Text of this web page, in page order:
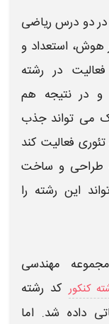
در دو درس ریاضی
هوش، استعداد و
در رشته
و در نتیجه هم
می تواند جذب
فعالیت کند
طراحی و ساخت
این رشته را
مهندسی
کنکورکد رشته
داده شد. اما